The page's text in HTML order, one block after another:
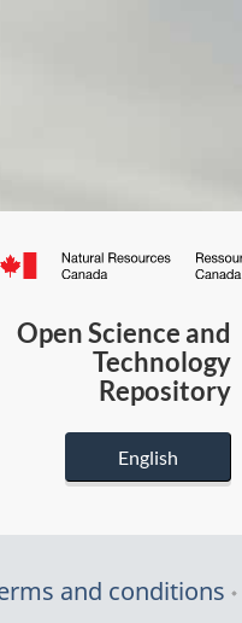
Open Science and
Technology
Repository
English
and conditions